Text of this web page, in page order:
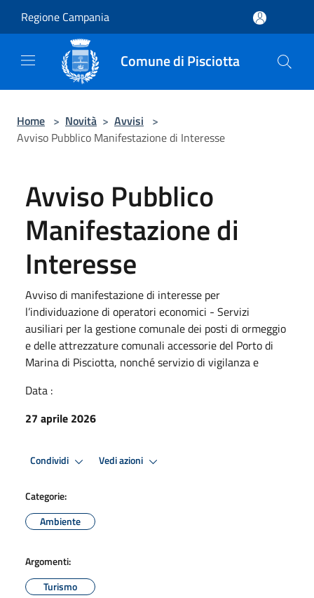
Regione Campania
Comune di Pisciotta
Home > Novità > Avvisi >
Avviso Pubblico Manifestazione di Interesse
Avviso Pubblico
Manifestazione di
Interesse
Avviso di manifestazione di interesse per
l’individuazione di operatori economici - Servizi
ausiliari per la gestione comunale dei posti di ormeggio
e delle attrezzature comunali accessorie del Porto di
Marina di Pisciotta, nonché servizio di vigilanza e
Data :
27 aprile 2026
Condividi Vedi azioni
Categorie:
Ambiente
Argomenti:
Turismo